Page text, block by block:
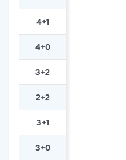
4+1
4+0
3+2
2+2
3+1
3+0